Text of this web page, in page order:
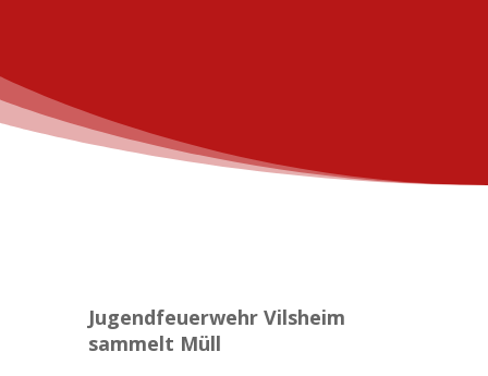
Jugendfeuerwehr Vilsheim
sammelt Müll